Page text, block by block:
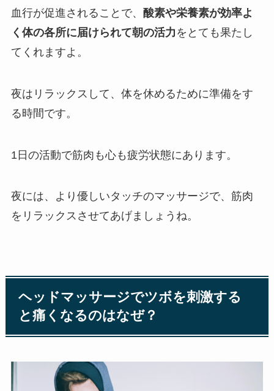
血行が促進されることで、 酸素や栄養素が効率よ
く体の各所に届けられて朝の活力 をとても果たし
てくれますよ。
夜はリラックスして、体を休めるために準備をす
る時間です。
1日の活動で筋肉も心も疲労状態にあります。
夜には、より優しいタッチのマッサージで、筋肉
をリラックスさせてあげましょうね。
ヘッドマッサージでツボを刺激する
と痛くなるのはなぜ？